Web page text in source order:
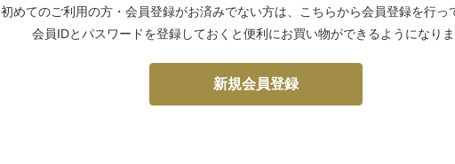
初めてのご利用の方・会員登録がお済みでない方は、こちらから会員登録を行っ
会員IDとパスワードを登録しておくと便利にお買い物ができるようになりま